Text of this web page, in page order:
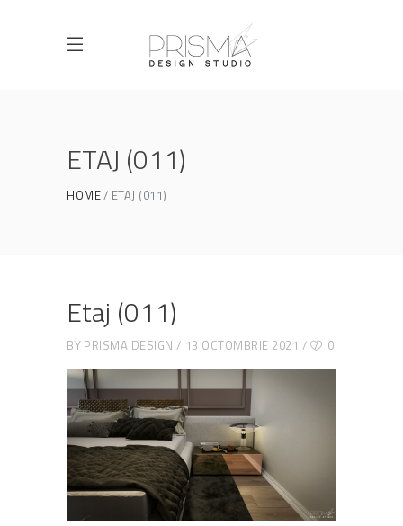
ETAJ (011)
HOME ETAJ (011)
Etaj (011)
BY PRISMA DESIGN 13 OCTOMBRIE 2021 0